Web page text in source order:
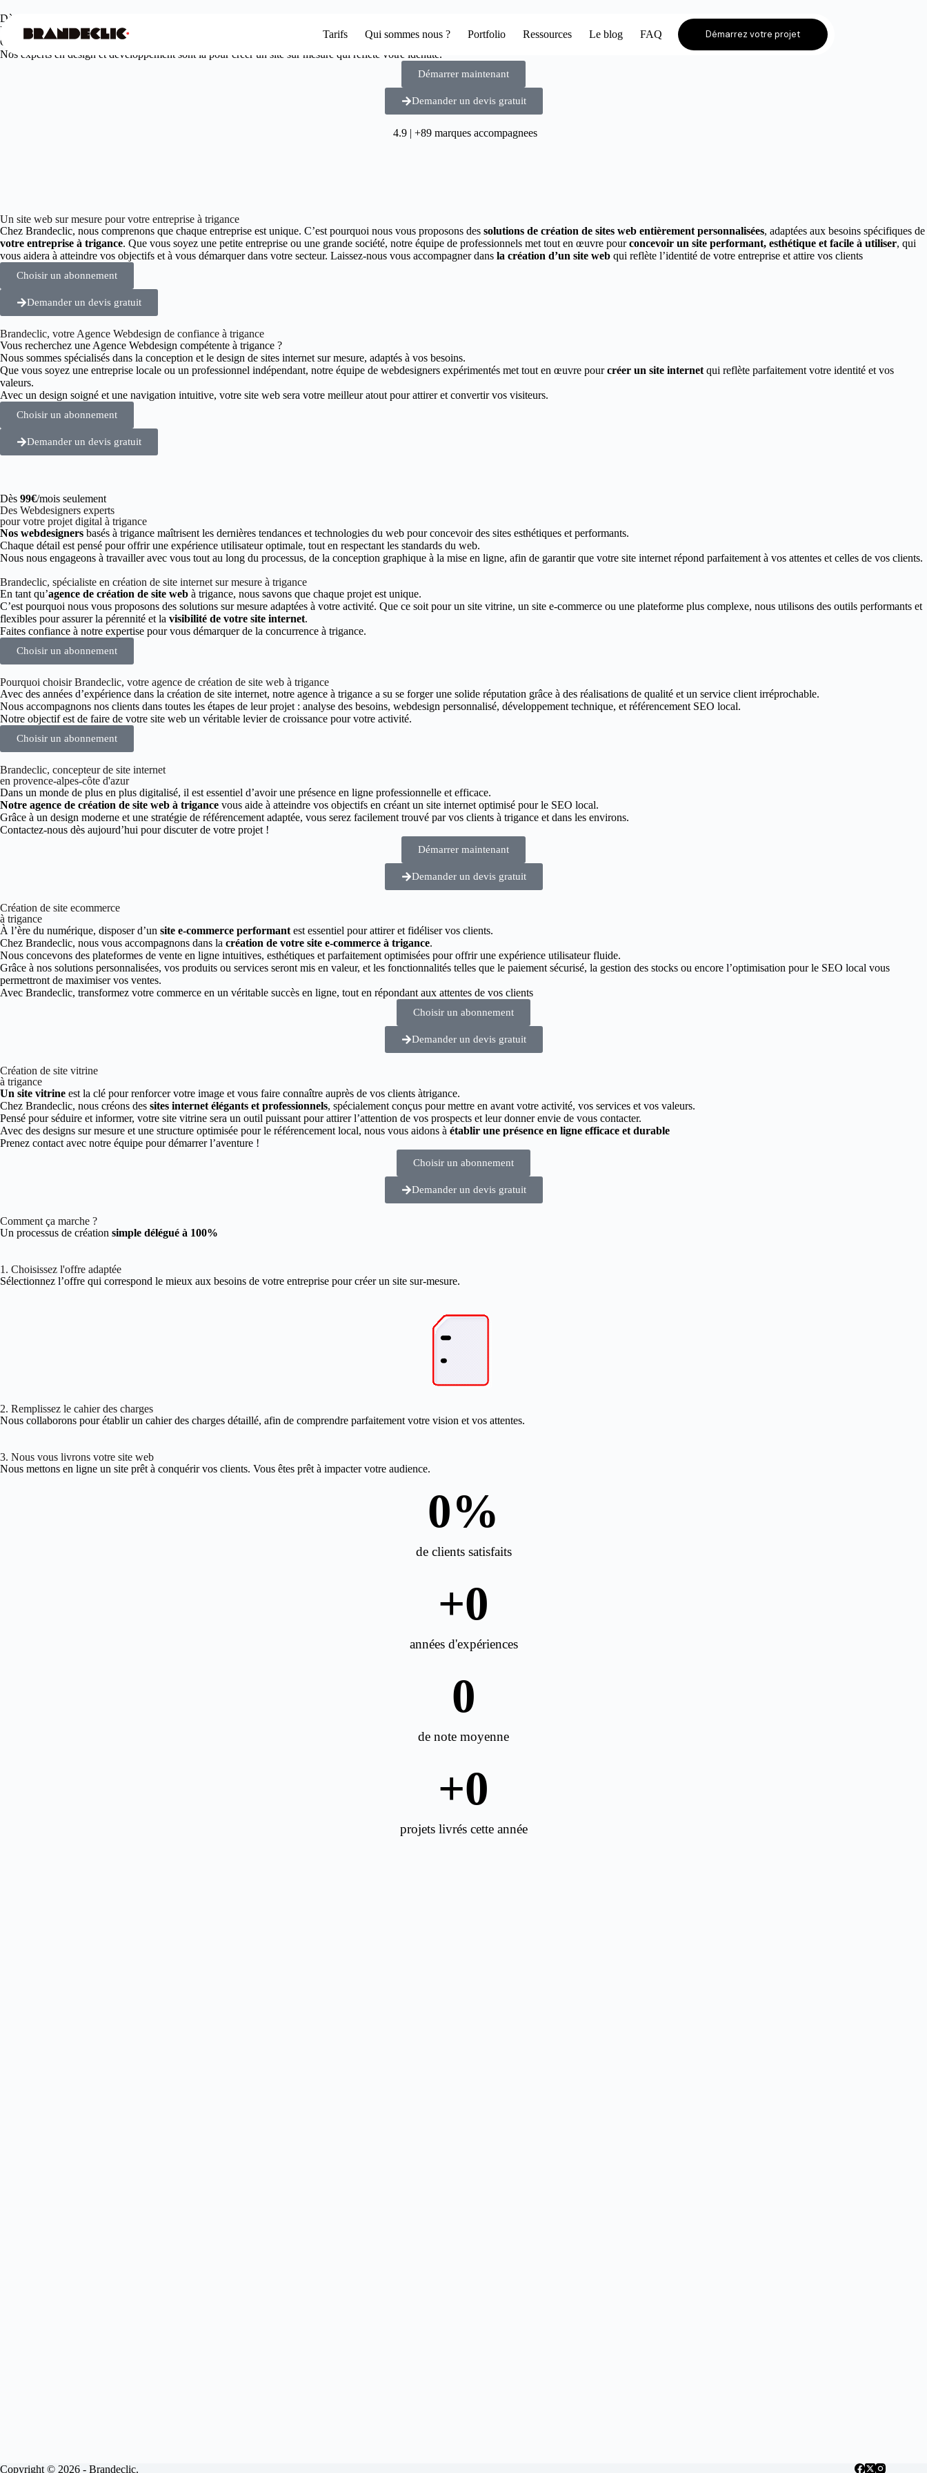
Tarifs Qui sommes nous ? Portfolio Ressources Le blog FAQ Démarrez votre projet
Dès
Votre agence web design à trigance
Offrez à votre entreprise une présence en ligne unique et engageante.
Nos experts en design et développement sont là pour créer un site sur mesure qui reflète votre identité.
Démarrer maintenant
Demander un devis gratuit
4.9 | +89 marques accompagnees
Un site web sur mesure pour votre entreprise à trigance
Chez Brandeclic, nous comprenons que chaque entreprise est unique. C’est pourquoi nous vous proposons des solutions de création de sites web entièrement personnalisées, adaptées aux besoins spécifiques de
votre entreprise à trigance. Que vous soyez une petite entreprise ou une grande société, notre équipe de professionnels met tout en œuvre pourconcevoir un site performant, esthétique et facile à utiliser, qui
vous aidera à atteindre vos objectifs et à vous démarquer dans votre secteur. Laissez-nous vous accompagner dans la création d’un site web qui reflète l’identité de votre entreprise et attire vos clients
Choisir un abonnement
Demander un devis gratuit
Brandeclic, votre Agence Webdesign de confiance à trigance
Vous recherchez une Agence Webdesign compétente à trigance ?
Nous sommes spécialisés dans la conception et le design de sites internet sur mesure, adaptés à vos besoins.
Que vous soyez une entreprise locale ou un professionnel indépendant, notre équipe de webdesigners expérimentés met tout en œuvre pourcréer un site internet qui reflète parfaitement votre identité et vos
valeurs.
Avec un design soigné et une navigation intuitive, votre site web sera votre meilleur atout pour attirer et convertir vos visiteurs.
Choisir un abonnement
Demander un devis gratuit
Dès 99€/mois seulement
Des Webdesigners experts
pour votre projet digital à trigance
Nos webdesigners basés à trigance maîtrisent les dernières tendances et technologies du web pour concevoir des sites esthétiques et performants.
Chaque détail est pensé pour offrir une expérience utilisateur optimale, tout en respectant les standards du web.
Nous nous engageons à travailler avec vous tout au long du processus, de la conception graphique à la mise en ligne, afin de garantir que votre site internet répond parfaitement à vos attentes et celles de vos clients.
Brandeclic, spécialiste en création de site internet sur mesure à trigance
En tant qu’agence de création de site web à trigance, nous savons que chaque projet est unique.
C’est pourquoi nous vous proposons des solutions sur mesure adaptées à votre activité. Que ce soit pour un site vitrine, un site e-commerce ou une plateforme plus complexe, nous utilisons des outils performants et
flexibles pour assurer la pérennité et la visibilité de votre site internet.
Faites confiance à notre expertise pour vous démarquer de la concurrence à trigance.
Choisir un abonnement
Pourquoi choisir Brandeclic, votre agence de création de site web à trigance
Avec des années d’expérience dans la création de site internet, notre agence à trigance a su se forger une solide réputation grâce à des réalisations de qualité et un service client irréprochable.
Nous accompagnons nos clients dans toutes les étapes de leur projet : analyse des besoins, webdesign personnalisé, développement technique, et référencement SEO local.
Notre objectif est de faire de votre site web un véritable levier de croissance pour votre activité.
Choisir un abonnement
Brandeclic, concepteur de site internet
en provence-alpes-côte d'azur
Dans un monde de plus en plus digitalisé, il est essentiel d’avoir une présence en ligne professionnelle et efficace.
Notre agence de création de site web à trigance vous aide à atteindre vos objectifs en créant un site internet optimisé pour le SEO local.
Grâce à un design moderne et une stratégie de référencement adaptée, vous serez facilement trouvé par vos clients à trigance et dans les environs.
Contactez-nous dès aujourd’hui pour discuter de votre projet !
Démarrer maintenant
Demander un devis gratuit
Création de site ecommerce
à trigance
À l’ère du numérique, disposer d’un site e-commerce performant est essentiel pour attirer et fidéliser vos clients.
Chez Brandeclic, nous vous accompagnons dans la création de votre site e-commerce à trigance.
Nous concevons des plateformes de vente en ligne intuitives, esthétiques et parfaitement optimisées pour offrir une expérience utilisateur fluide.
Grâce à nos solutions personnalisées, vos produits ou services seront mis en valeur, et les fonctionnalités telles que le paiement sécurisé, la gestion des stocks ou encore l’optimisation pour le SEO local vous
permettront de maximiser vos ventes.
Avec Brandeclic, transformez votre commerce en un véritable succès en ligne, tout en répondant aux attentes de vos clients
Choisir un abonnement
Demander un devis gratuit
Création de site vitrine
à trigance
Un site vitrine est la clé pour renforcer votre image et vous faire connaître auprès de vos clients àtrigance.
Chez Brandeclic, nous créons des sites internet élégants et professionnels, spécialement conçus pour mettre en avant votre activité, vos services et vos valeurs.
Pensé pour séduire et informer, votre site vitrine sera un outil puissant pour attirer l’attention de vos prospects et leur donner envie de vous contacter.
Avec des designs sur mesure et une structure optimisée pour le référencement local, nous vous aidons à établir une présence en ligne efficace et durable
Prenez contact avec notre équipe pour démarrer l’aventure !
Choisir un abonnement
Demander un devis gratuit
Comment ça marche ?
Un processus de création simple délégué à 100%
1. Choisissez l'offre adaptée
Sélectionnez l’offre qui correspond le mieux aux besoins de votre entreprise pour créer un site sur-mesure.
2. Remplissez le cahier des charges
Nous collaborons pour établir un cahier des charges détaillé, afin de comprendre parfaitement votre vision et vos attentes.
3. Nous vous livrons votre site web
Nous mettons en ligne un site prêt à conquérir vos clients. Vous êtes prêt à impacter votre audience.
de clients satisfaits
0%
années d'expériences
+0
de note moyenne
0
projets livrés cette année
+0
Copyright © 2026 - Brandeclic.